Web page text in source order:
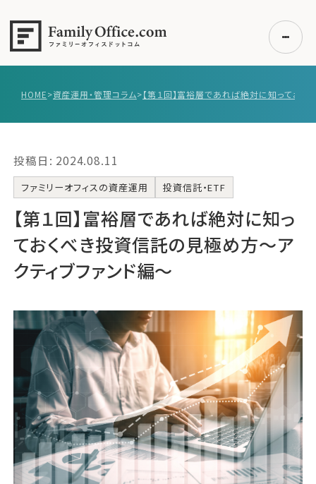
事例紹介
エキスパート一覧
無料講座
コラム
利用者の声
運営会社
ファミリーオフィスとは
関連書籍
メールマガジン登録
よくある質問
HOME>資産運用・管理コラム>
投稿日: 2024.08.11
ファミリーオフィスの資産運用 投資信託・ETF
【第１回】富裕層であれば絶対に知っ
ておくべき投資信託の見極め方〜ア
クティブファンド編〜